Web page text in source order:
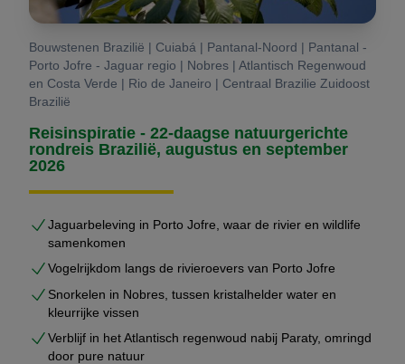
Bouwstenen Brazilië | Cuiabá | Pantanal-Noord | Pantanal -
Porto Jofre - Jaguar regio | Nobres | Atlantisch Regenwoud
en Costa Verde | Rio de Janeiro | Centraal Brazilie Zuidoost
Brazilië
Reisinspiratie - 22-daagse natuurgerichte
rondreis Brazilië, augustus en september
2026
Jaguarbeleving in Porto Jofre, waar de rivier en wildlife
samenkomen
Vogelrijkdom langs de rivieroevers van Porto Jofre
Snorkelen in Nobres, tussen kristalhelder water en
kleurrijke vissen
Verblijf in het Atlantisch regenwoud nabij Paraty, omringd
door pure natuur